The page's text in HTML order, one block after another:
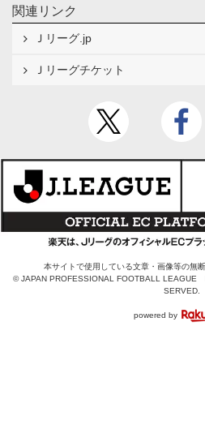
関連リンク
Ｊリーグ.jp
Ｊリーグチケット
本サイトで使用している文章・画像等の無
© JAPAN PROFESSIONAL FOOTBALL
SERVED.
powered by